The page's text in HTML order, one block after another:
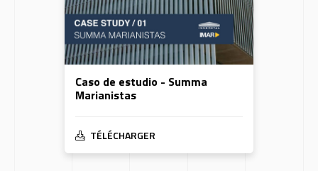
Caso de estudio - Summa
Marianistas
TÉLÉCHARGER